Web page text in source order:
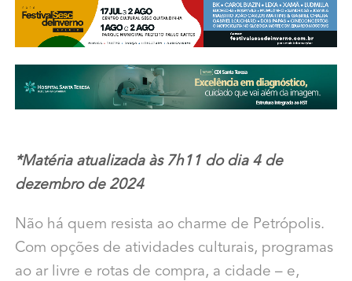
*Matéria atualizada às 7h11 do dia 4 de
dezembro de 2024
Não há quem resista ao charme de Petrópolis.
Com opções de atividades culturais, programas
ao ar livre e rotas de compra, a cidade – e,